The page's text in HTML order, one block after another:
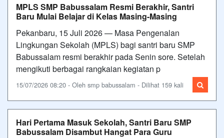
MPLS SMP Babussalam Resmi Berakhir, Santri
Baru Mulai Belajar di Kelas Masing-Masing
Pekanbaru, 15 Juli 2026 — Masa Pengenalan
Lingkungan Sekolah (MPLS) bagi santri baru SMP
Babussalam resmi berakhir pada Senin sore. Setelah
mengikuti berbagai rangkaian kegiatan p
15/07/2026 08:20 - Oleh smp babussalam - Dilihat 159 kali
Hari Pertama Masuk Sekolah, Santri Baru SMP
Babussalam Disambut Hangat Para Guru